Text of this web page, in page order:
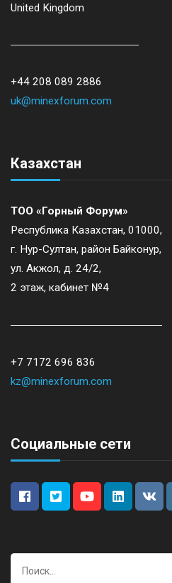
United Kingdom
+44 208 089 2886
uk@minexforum.com
Казахстан
ТОО «Горный Форум»
Республика Казахстан, 01000,
г. Нур-Султан, район Байконур,
ул. Акжол, д. 24/2,
2 этаж, кабинет №4
+7 7172 696 836
kz@minexforum.com
Социальные сети
Найти: